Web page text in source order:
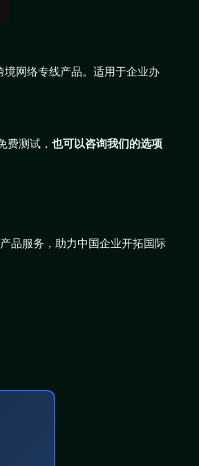
网络专线产品。适用于企业办
测试， 也可以咨询我们的选项
品服务，助力中国企业开拓国际